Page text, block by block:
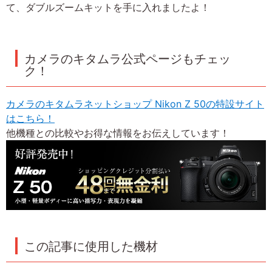
て、ダブルズームキットを手に入れましたよ！
カメラのキタムラ公式ページもチェッ
ク！
カメラのキタムラネットショップ Nikon Z 50の特設サイト
はこちら！
他機種との比較やお得な情報をお伝えしています！
この記事に使用した機材